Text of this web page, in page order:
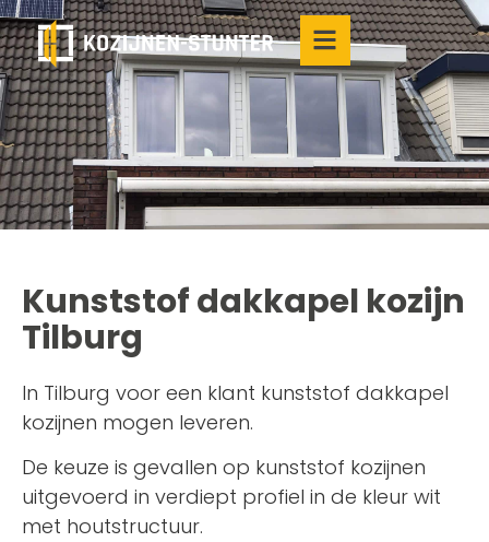
Kunststof dakkapel kozijn
Tilburg
In Tilburg voor een klant kunststof dakkapel
kozijnen mogen leveren.
De keuze is gevallen op kunststof kozijnen
uitgevoerd in verdiept profiel in de kleur wit
met houtstructuur.